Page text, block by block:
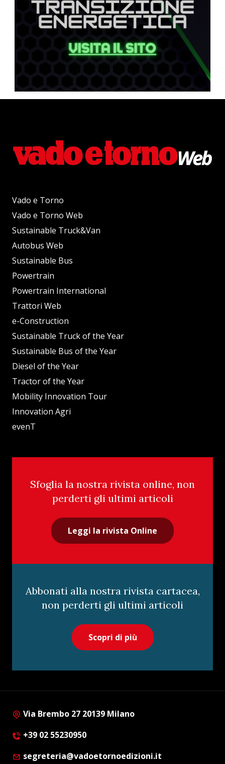
Vado e Torno
Vado e Torno Web
Sustainable Truck&Van
Autobus Web
Sustainable Bus
Powertrain
Powertrain International
Trattori Web
e-Construction
Sustainable Truck of the Year
Sustainable Bus of the Year
Diesel of the Year
Tractor of the Year
Mobility Innovation Tour
Innovation Agri
evenT
Sfoglia la nostra rivista online, non
perderti gli ultimi articoli
Leggi la rivista Online
Abbonati alla nostra rivista cartacea,
non perderti gli ultimi articoli
Scopri di più
Via Brembo 27 20139 Milano
+39 02 55230950
segreteria@vadoetornoedizioni.it